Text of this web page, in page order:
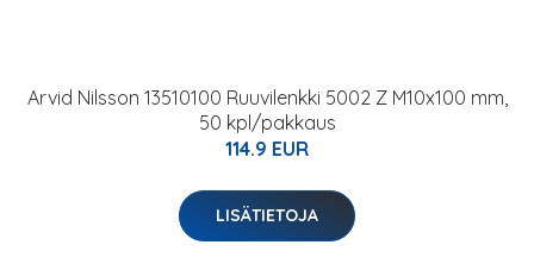
Arvid Nilsson 13510100 Ruuvilenkki 5002 Z M10x100 mm,
50 kpl/pakkaus
114.9 EUR
LISÄTIETOJA